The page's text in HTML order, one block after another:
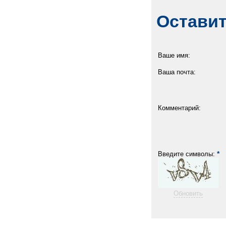
Ваше имя:
Ваша почта:
Комментарий:
Введите символы: *
Обновить